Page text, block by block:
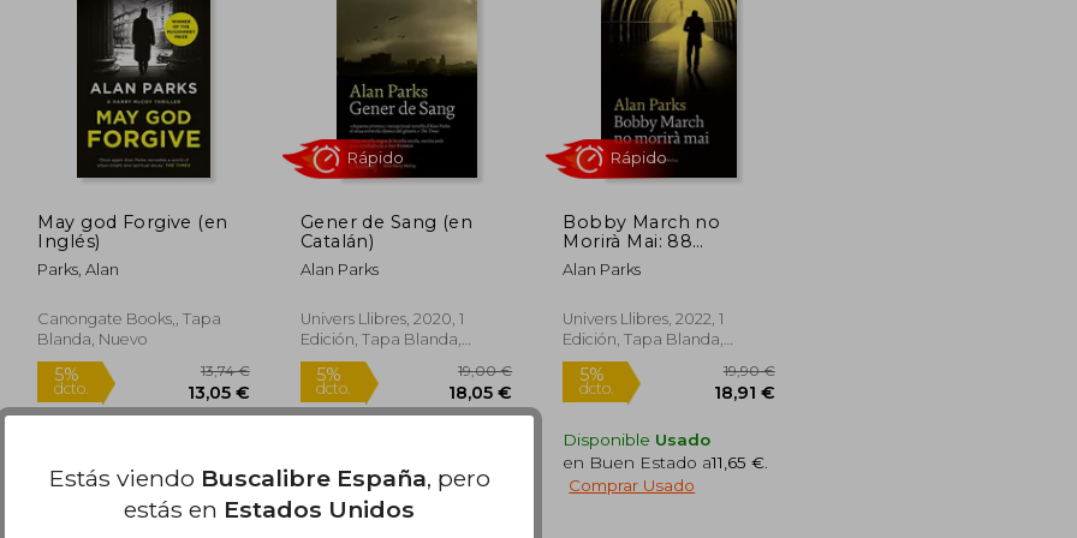
5%
dcto.
19,90 € 5%
dcto.
5%
dcto.
May god Forgive (en
Inglés)
Parks, Alan
Canongate Books,, Tapa
Blanda, Nuevo
Gener de Sang (en
Catalán)
Alan Parks
Univers Llibres, 2020, 1
Edición, Tapa Blanda,
Nuevo
Rápido
Comprar Usado
Bobby March no
Morirà Mai: 88
(Univers) (en Catalán)
Alan Parks
Univers Llibres, 2022, 1
Edición, Tapa Blanda,
Nuevo
Disponible Usado
en Buen Estado a11,65 €
Comprar Usado
Estás viendo Buscalibre España, pero
estás en Estados Unidos